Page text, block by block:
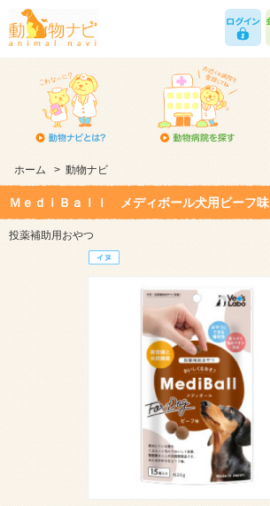
ホーム > 動物ナビ
ＭｅｄｉＢａｌｌ メディボール犬用ビーフ味
投薬補助用おやつ